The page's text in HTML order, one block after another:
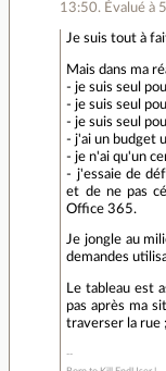
13:50. Évalué à 5
Je suis tout à
Mais dans ma
- je suis seul
- je suis seul
- je suis seul
- j'ai un budget
- je n'ai qu'un
- j'essaie de
et de ne pas
Office 365.
Je jongle au
demandes
Le tableau est
pas après ma
traverser la rue